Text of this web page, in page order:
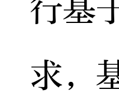
行基
求，